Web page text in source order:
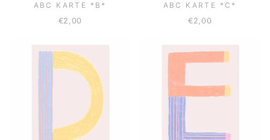
ABC KARTE *B*
€2,00
ABC KARTE *C*
€2,00